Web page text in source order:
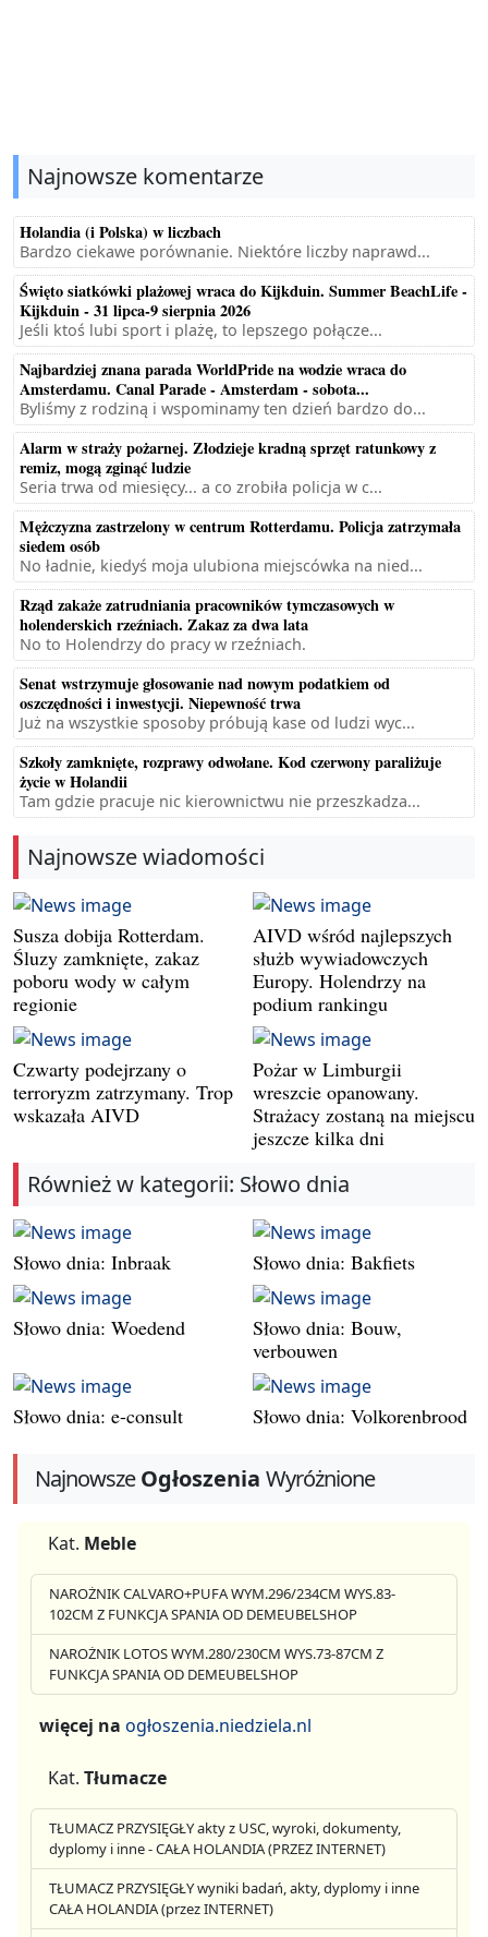
Najnowsze komentarze
Holandia (i Polska) w liczbach
Bardzo ciekawe porównanie. Niektóre liczby naprawd...
Święto siatkówki plażowej wraca do Kijkduin. Summer BeachLife -
Kijkduin - 31 lipca-9 sierpnia 2026
Jeśli ktoś lubi sport i plażę, to lepszego połącze...
Najbardziej znana parada WorldPride na wodzie wraca do
Amsterdamu. Canal Parade - Amsterdam - sobota...
Byliśmy z rodziną i wspominamy ten dzień bardzo do...
Alarm w straży pożarnej. Złodzieje kradną sprzęt ratunkowy z
remiz, mogą zginąć ludzie
Seria trwa od miesięcy... a co zrobiła policja w c...
Mężczyzna zastrzelony w centrum Rotterdamu. Policja zatrzymała
siedem osób
No ładnie, kiedyś moja ulubiona miejscówka na nied...
Rząd zakaże zatrudniania pracowników tymczasowych w
holenderskich rzeźniach. Zakaz za dwa lata
No to Holendrzy do pracy w rzeźniach.
Senat wstrzymuje głosowanie nad nowym podatkiem od
oszczędności i inwestycji. Niepewność trwa
Już na wszystkie sposoby próbują kase od ludzi wyc...
Szkoły zamknięte, rozprawy odwołane. Kod czerwony paraliżuje
życie w Holandii
Tam gdzie pracuje nic kierownictwu nie przeszkadza...
Najnowsze wiadomości
Susza dobija Rotterdam.
Śluzy zamknięte, zakaz
poboru wody w całym
regionie
AIVD wśród najlepszych
służb wywiadowczych
Europy. Holendrzy na
podium rankingu
Czwarty podejrzany o
terroryzm zatrzymany. Trop
wskazała AIVD
Pożar w Limburgii
wreszcie opanowany.
Strażacy zostaną na miejscu
jeszcze kilka dni
Również w kategorii: Słowo dnia
Słowo dnia: Inbraak Słowo dnia: Bakfiets
Słowo dnia: Woedend
Słowo dnia: Bouw,
verbouwen
Słowo dnia: e-consult Słowo dnia: Volkorenbrood
NajnowszeOgłoszenia Wyróżnione
Kat. Meble
NAROŻNIK CALVARO+PUFA WYM.296/234CM WYS.83-
102CM Z FUNKCJA SPANIA OD DEMEUBELSHOP
NAROŻNIK LOTOS WYM.280/230CM WYS.73-87CM Z
FUNKCJA SPANIA OD DEMEUBELSHOP
więcej na ogłoszenia.niedziela.nl
Kat. Tłumacze
TŁUMACZ PRZYSIĘGŁY akty z USC, wyroki, dokumenty,
dyplomy i inne - CAŁA HOLANDIA (PRZEZ INTERNET)
TŁUMACZ PRZYSIĘGŁY wyniki badań, akty, dyplomy i inne
CAŁA HOLANDIA (przez INTERNET)